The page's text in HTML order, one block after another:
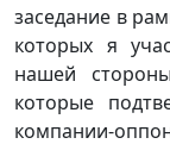
заседание в
которых я
нашей
которые
компании-